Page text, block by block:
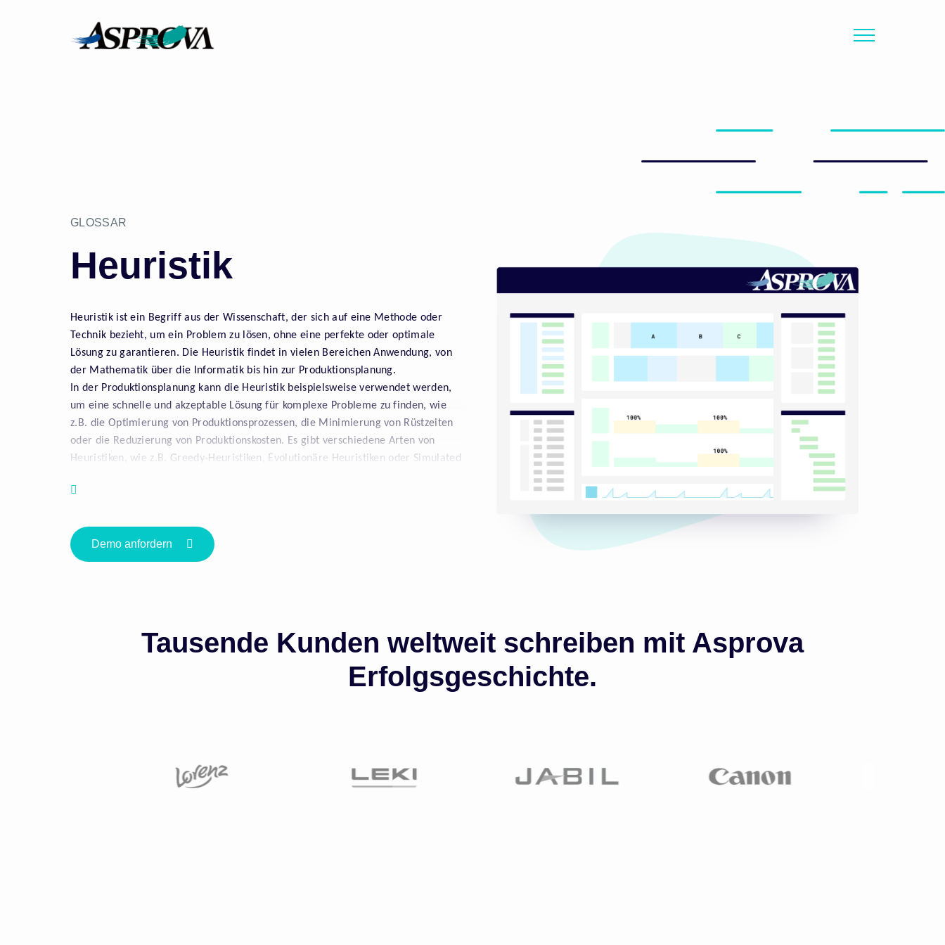
GLOSSAR
Heuristik
Heuristik ist ein Begriff aus der Wissenschaft, der sich auf eine Methode oder
Technik bezieht, um ein Problem zu lösen, ohne eine perfekte oder optimale
Lösung zu garantieren. Die Heuristik findet in vielen Bereichen Anwendung, von
der Mathematik über die Informatik bis hin zur Produktionsplanung.
In der Produktionsplanung kann die Heuristik beispielsweise verwendet werden,
um eine schnelle und akzeptable Lösung für komplexe Probleme zu finden, wie
z.B. die Optimierung von Produktionsprozessen, die Minimierung von Rüstzeiten
oder die Reduzierung von Produktionskosten. Es gibt verschiedene Arten von
Heuristiken, wie z.B. Greedy-Heuristiken, Evolutionäre Heuristiken oder Simulated
führen, ohne dass eine aufwändige Berechnung notwendig ist. Allerdings kann
eine Heuristik keine optimale Lösung garantieren und es besteht das Risiko, dass
Demo anfordern
Tausende Kunden weltweit schreiben mit Asprova
Erfolgsgeschichte.